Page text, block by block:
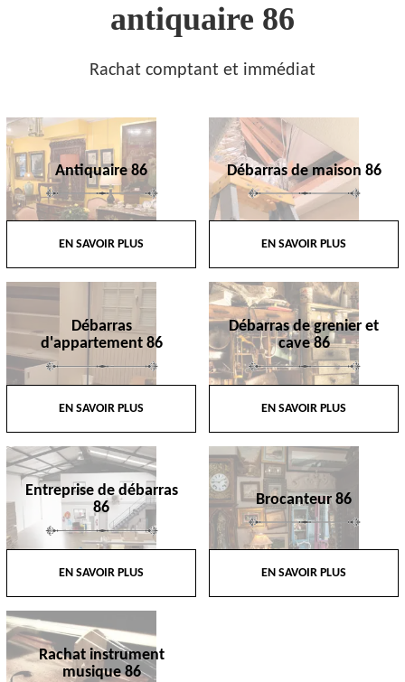
antiquaire 86
Rachat comptant et immédiat
Antiquaire 86
EN SAVOIR PLUS
Débarras de maison 86
EN SAVOIR PLUS
Débarras
d'appartement 86
EN SAVOIR PLUS
Débarras de grenier et
cave 86
EN SAVOIR PLUS
Entreprise de débarras
86
EN SAVOIR PLUS
Brocanteur 86
EN SAVOIR PLUS
Rachat instrument
musique 86